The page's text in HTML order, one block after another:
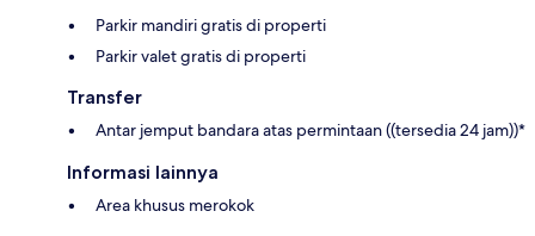
Parkir mandiri gratis di properti
Parkir valet gratis di properti
Transfer
Antar jemput bandara atas permintaan ((tersedia 24 jam))*
Informasi lainnya
Area khusus merokok